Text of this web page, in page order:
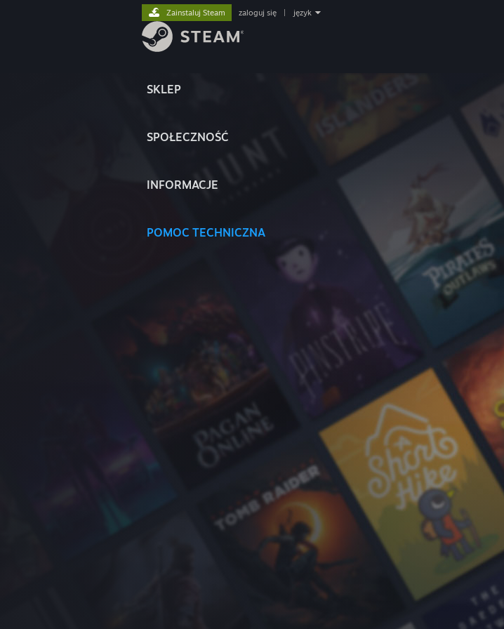
SKLEP
SPOŁECZNOŚĆ
INFORMACJE
POMOC TECHNICZNA
Zainstaluj Steam zaloguj się język